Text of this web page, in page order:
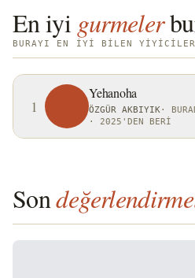
En iyi gurmeler
BURAYI EN IYI BILEN YIYICILER
1
Yehanoha
ÖZGÜR AKBIYIK ·
· 2025'DEN BERI
Son